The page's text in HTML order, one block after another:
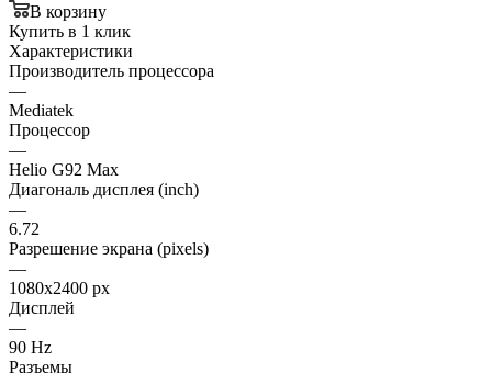
В корзину
Купить в 1 клик
Характеристики
Производитель процессора
—
Mediatek
Процессор
—
Helio G92 Max
Диагональ дисплея (inch)
—
6.72
Разрешение экрана (pixels)
—
1080x2400 px
Дисплей
—
90 Hz
Разъемы